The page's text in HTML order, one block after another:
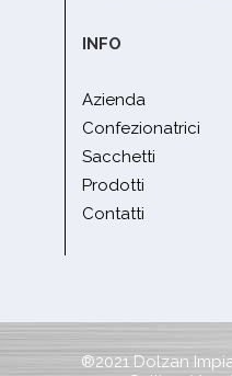
INFO
Azienda
Confezionatrici
Sacchetti
Prodotti
Contatti
®2021 Dolzan